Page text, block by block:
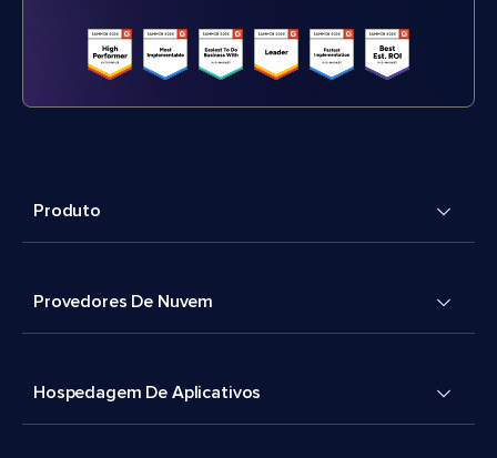
Produto
Provedores De Nuvem
Hospedagem De Aplicativos